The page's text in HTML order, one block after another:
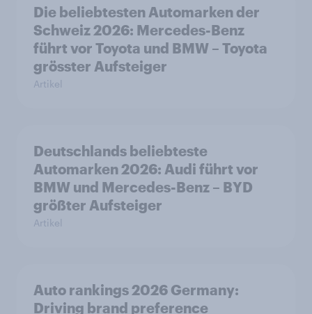
Die beliebtesten Automarken der
Schweiz 2026: Mercedes-Benz
führt vor Toyota und BMW – Toyota
grösster Aufsteiger
Artikel
Deutschlands beliebteste
Automarken 2026: Audi führt vor
BMW und Mercedes-Benz – BYD
größter Aufsteiger
Artikel
Auto rankings 2026 Germany:
Driving brand preference